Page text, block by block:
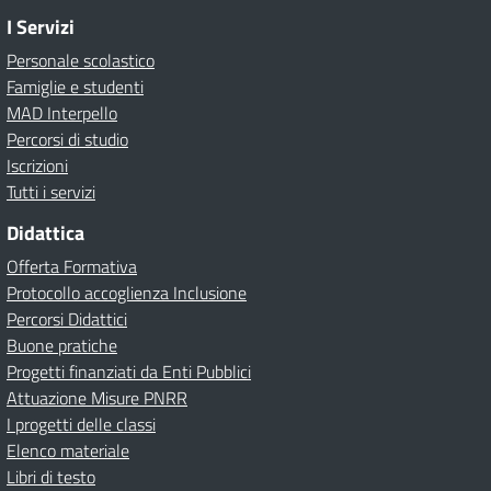
I Servizi
Personale scolastico
Famiglie e studenti
MAD Interpello
Percorsi di studio
Iscrizioni
Tutti i servizi
Didattica
Offerta Formativa
Protocollo accoglienza Inclusione
Percorsi Didattici
Buone pratiche
Progetti finanziati da Enti Pubblici
Attuazione Misure PNRR
I progetti delle classi
Elenco materiale
Libri di testo